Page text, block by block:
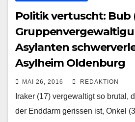
Politik vertuscht: Bub (9) nach
Asylanten
Asylheim Oldenburg
MAI 26, 2016 REDAKTION
Iraker (17) vergewaltigt so brutal,
der Enddarm gerissen ist, Onkel